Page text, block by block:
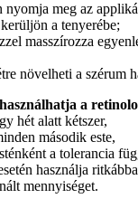
nyomja meg az
a tenyerébe;​
masszírozza
növelheti a szérum
a
hét alatt kétszer,
második este,
a tolerancia
használja
mennyiséget.